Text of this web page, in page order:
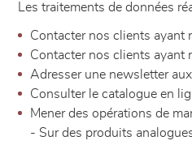
Les traitements de données
Contacter nos clients ayant
Contacter nos clients ayant
Adresser une newsletter
Consulter le catalogue en
Mener des opérations de
- Sur des produits